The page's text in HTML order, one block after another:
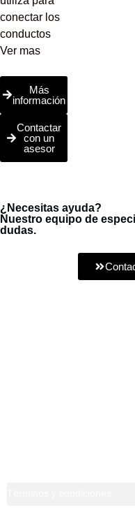
conectar los
conductos
Ver mas
Más
información
Contactar
con un
asesor
¿Necesitas ayuda?
Nuestro equipo de
dudas.